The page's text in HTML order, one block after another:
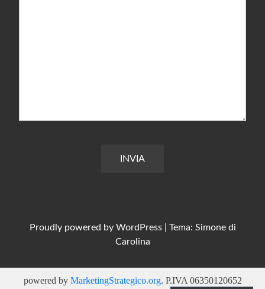
INVIA
Proudly powered by WordPress
Tema: Simone di
Carolina
powered by MarketingStrategico.org. P.IVA 06350120652